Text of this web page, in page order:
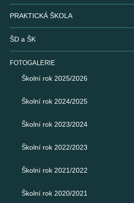
PRAKTICKÁ ŠKOLA
ŠD a ŠK
FOTOGALERIE
Školní rok 2025/2026
Školní rok 2024/2025
Školní rok 2023/2024
Školní rok 2022/2023
Školní rok 2021/2022
Školní rok 2020/2021